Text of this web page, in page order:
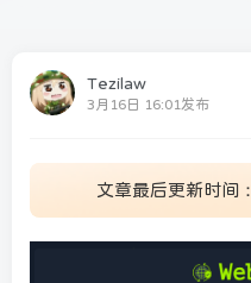
Tezilaw
3月16日 16:01发布
文章最后更新时间：